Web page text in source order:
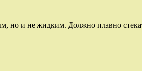
но и не жидким. Должно плавно